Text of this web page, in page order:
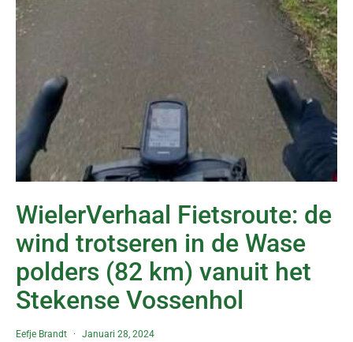
WielerVerhaal Fietsroute: de
wind trotseren in de Wase
polders (82 km) vanuit het
Stekense Vossenhol
Eefje Brandt Januari 28, 2024